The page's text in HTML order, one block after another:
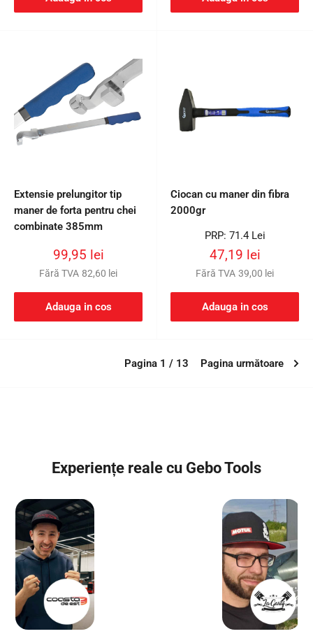
Extensie prelungitor tip
maner de forta pentru chei
combinate 385mm
Preț
redus
99,95 lei
Fără TVA 82,60 lei
Adauga in cos
Ciocan cu maner din fibra
2000gr
Preț
PRP: 71.4 Lei
Preț
redus
47,19 lei
Fără TVA 39,00 lei
Adauga in cos
Pagina 1 / 13 Pagina următoare
Experiențe reale cu Gebo Tools